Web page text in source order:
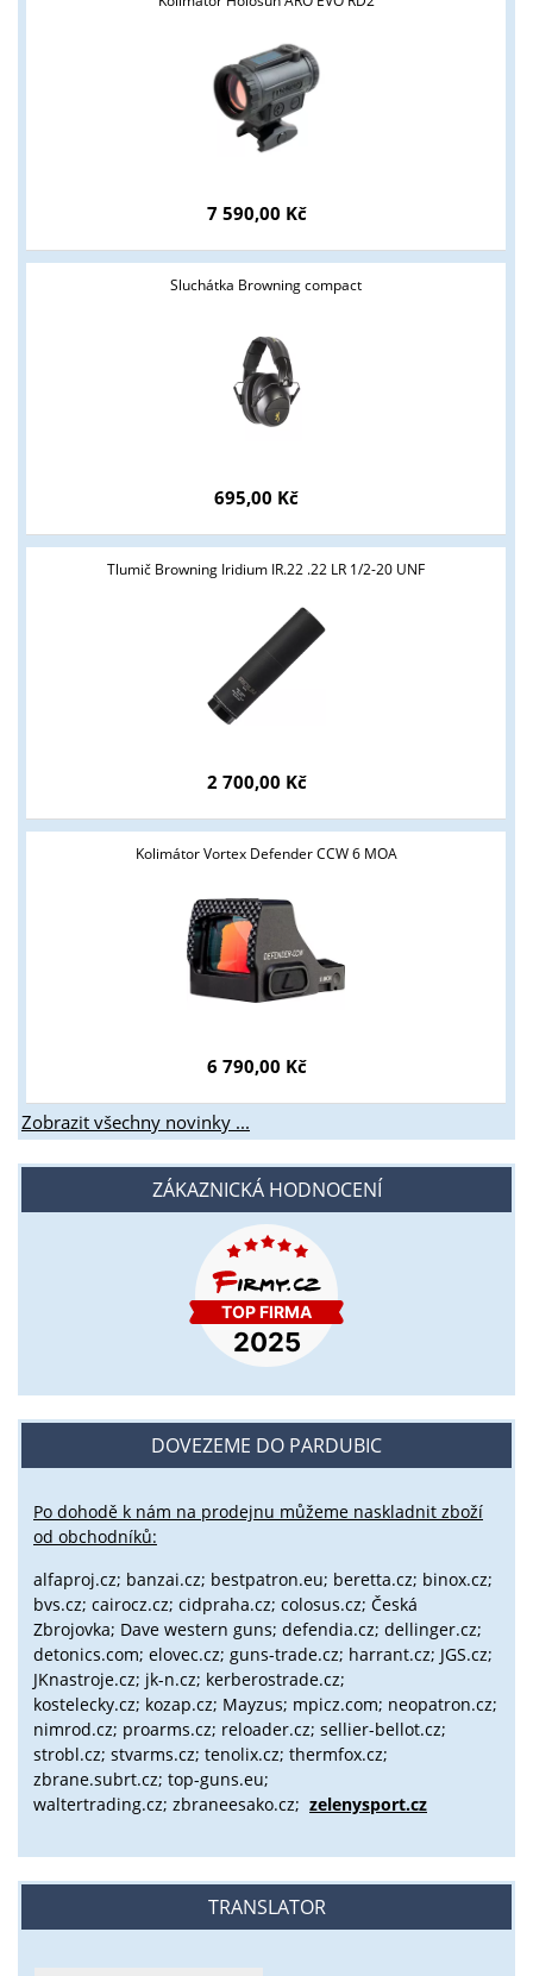
7 590,00 Kč
Sluchátka Browning compact
695,00 Kč
Tlumič Browning Iridium IR.22 .22 LR 1/2-20 UNF
2 700,00 Kč
Kolimátor Vortex Defender CCW 6 MOA
6 790,00 Kč
Zobrazit všechny novinky ...
ZÁKAZNICKÁ HODNOCENÍ
DOVEZEME DO PARDUBIC
Po dohodě k nám na prodejnu můžeme naskladnit zboží
od obchodníků:
alfaproj.cz; banzai.cz; bestpatron.eu; beretta.cz; binox.cz;
bvs.cz; cairocz.cz; cidpraha.cz; colosus.cz; Česká
Zbrojovka; Dave western guns; defendia.cz; dellinger.cz;
detonics.com; elovec.cz; guns-trade.cz; harrant.cz; JGS.cz;
JKnastroje.cz; jk-n.cz; kerberostrade.cz;
kostelecky.cz; kozap.cz; Mayzus; mpicz.com; neopatron.cz;
nimrod.cz; proarms.cz; reloader.cz; sellier-bellot.cz;
strobl.cz; stvarms.cz; tenolix.cz; thermfox.cz;
zbrane.subrt.cz; top-guns.eu;
waltertrading.cz; zbraneesako.cz; zelenysport.cz
TRANSLATOR
Tyto stránky jsou určeny pouze odborné veřejnosti od 18 let a
podnikatelům v oblasti zbraně a střelivo. Splňujete tyto
podmínky?